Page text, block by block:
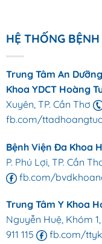
HỆ THỐNG
Trung Tâm An
Khoa YDCT Hoàng
Xuyên, TP. Cần Thơ
fb.com/
Bệnh Viện Đa Khoa
P. Phú Lợi, TP. Cần
fb.com/
Trung Tâm Y Khoa
Nguyễn Huệ, Khóm
911 115
fb.com/